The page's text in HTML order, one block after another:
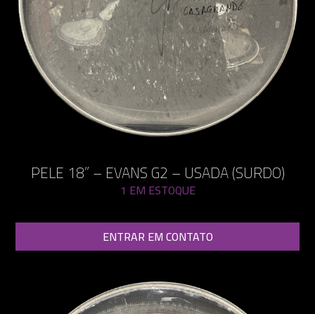
PELE 18” – EVANS G2 – USADA (SURDO)
1 EM ESTOQUE
ENTRAR EM CONTATO